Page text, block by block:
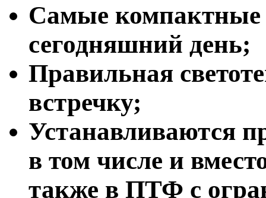
Самые компактные
сегодняшний день;
Правильная
встречку;
Устанавливаются
в том числе и
также в ПТФ с